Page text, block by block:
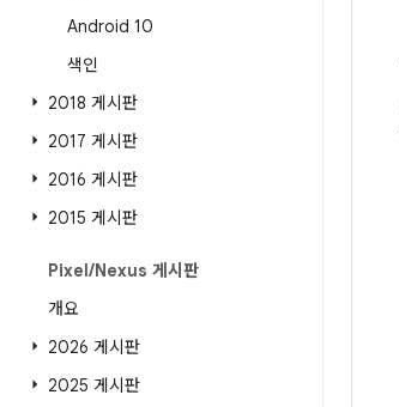
Android 10
색인
2018 게시판
2017 게시판
2016 게시판
2015 게시판
Pixel/Nexus 게시판
개요
2026 게시판
2025 게시판